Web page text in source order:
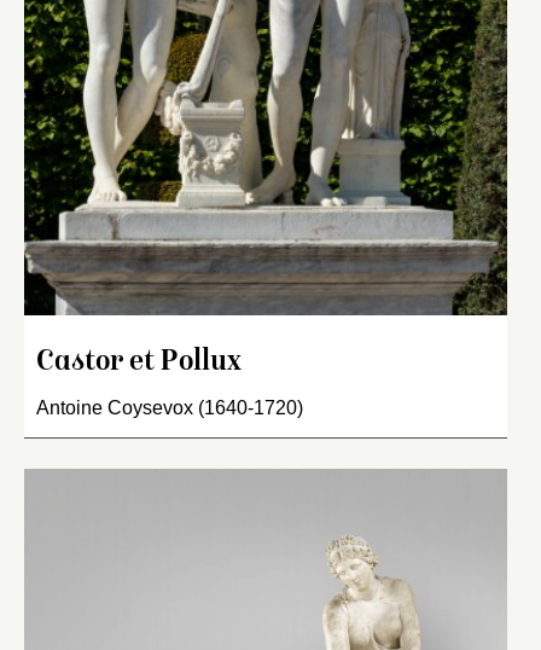
Castor et Pollux
Antoine Coysevox (1640-1720)